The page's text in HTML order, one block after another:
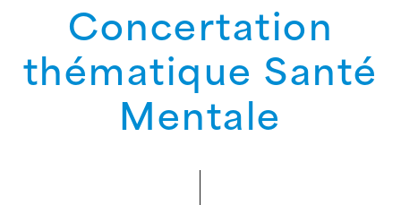
Concertation
thématique Santé
Mentale